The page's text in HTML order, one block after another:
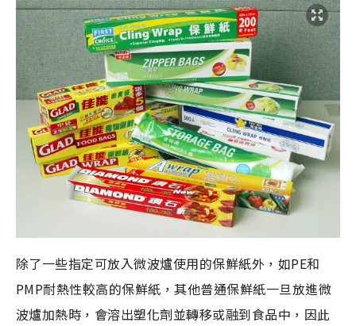
除了一些指定可放入微波爐使用的保鮮紙外，如PE和
PMP耐熱性較高的保鮮紙，其他普通保鮮紙一旦放進微
波爐加熱時，會溶出塑化劑並轉移或融到食品中，因此